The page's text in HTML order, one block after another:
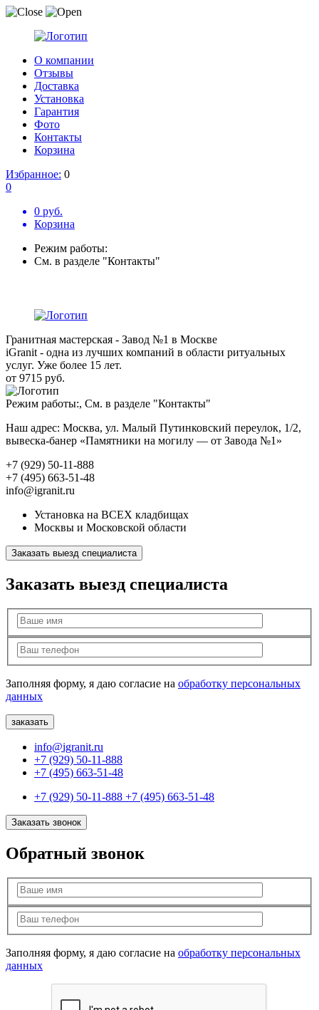
О компании
Отзывы
Доставка
Установка
Гарантия
Фото
Контакты
Корзина
Избранное: 0
0
0 руб.
Корзина
Режим работы:
См. в разделе "Контакты"
Гранитная мастерская - Завод №1 в Москве
iGranit - одна из лучших компаний в области ритуальных
услуг. Уже более 15 лет.
от 9715 руб.
Режим работы:, См. в разделе "Контакты"
Наш адрес: Москва, ул. Малый Путинковский переулок, 1/2,
вывеска-банер «Памятники на могилу — от Завода №1»
+7 (929) 50-11-888
+7 (495) 663-51-48
info@igranit.ru
Установка на ВСЕХ кладбищах
Москвы и Московской области
Заказать выезд специалиста
Заказать выезд специалиста
Заполняя форму, я даю согласие на обработку персональных
данных
info@igranit.ru
+7 (929) 50-11-888
+7 (495) 663-51-48
+7 (929) 50-11-888 +7 (495) 663-51-48
Заказать звонок
Обратный звонок
Заполняя форму, я даю согласие на обработку персональных
данных